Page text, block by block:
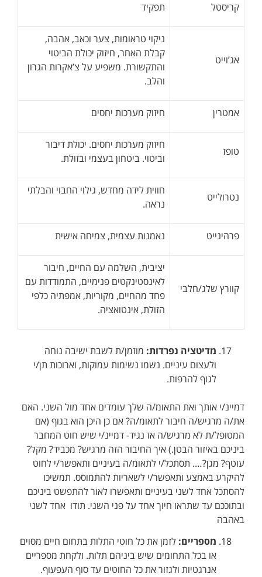
קריסטל תפקיד
אג’וייט
ניקוי טראומות, צער וכאב, אהבה,
קבלת האחר, חיזוק יכולת הביטוי
והתקשורת. משפיע על צ’אקרות הגרון
והלב.
אמטרין חיזוק מערכות יחסים
טופז
חיזוק מערכות יחסים. יכולת דיבור
וביטוי. ביטחון בעצמי ובזולת.
נטרולייט
חווית לידה מחדש, גילוי החבוי והבלתי
נראה.
פרהינייט נאמנות עצמית, צמיחה אישית
קוורץ שלג/חלבי
יציבית, השלמה עם החיים, חיבור
לאינסטינקטים פנימיים, התמודדות עם
פחד מהחיים, מקוריות, אמפתיה כלפי
הזולת, אינטואציה.
מדיטציה נפרדות: מוזמן/ת לשבת ישיבה נוחה
ולעצום עיניים. נשמו נשימות עמוקות, וארוכות תן/י
לגוף להרפות.
דמיינ/י אותך ואת התאומ/ה שלך עומדים אחד מול השני. האם
את/ה מרגיש/ה חיבור לתאומ/ה? אם כן היכן הוא בגוף (אם
המטופל/ת לא מרגיש/ה אז נגיד- דמיינ/י שיש חוט המחבר
ביניכם באיזור הבטן.) איך החיבור הזה מרגיש? מכביד? מקל?
עוטף? מגן?…. תסתכל/י לתאומ/ה בעיניים ותאפשר/י לחוט
להיקרע באמצע ותאפשר/י לשאריות להתמוסס. תמשיכו
להסתכל אחד לשני בעיניים ותאפשרו לאור להתפשט ביניכם
ובתוככם עד שתראו חיוך אחד על פני השני. תודו אחד לשני
באהבה
מספריים: לזמן את כל חוטי התלות בתחום חיים מסוים
או בכל התחומים שיש ביניהם תלות. ולקחת מספריים
אנרגטיות ולגזור את כל החוטים עד סוף העפעוף.